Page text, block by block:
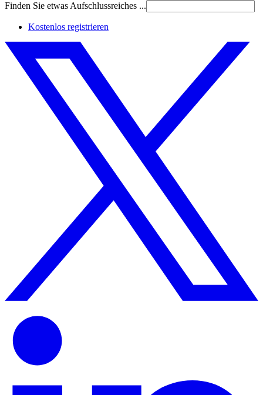
Finden Sie etwas Aufschlussreiches ...
Kostenlos registrieren